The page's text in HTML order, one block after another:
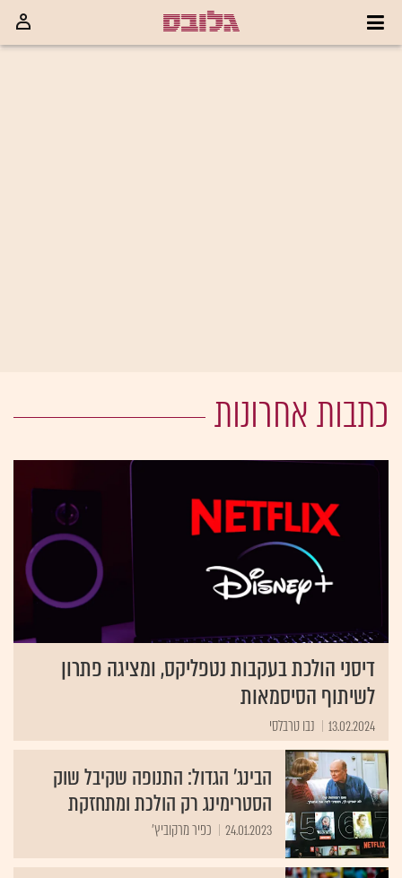
כתבות אחרונות
דיסני הולכת בעקבות נטפליקס, ומציגה פתרון
לשיתוף הסיסמאות
13.02.2024 נבו טרבלסי
הבינג' הגדול: התנופה שקיבל שוק
הסטרימינג רק הולכת ומתחזקת
24.01.2023 כפיר מרקוביץ'